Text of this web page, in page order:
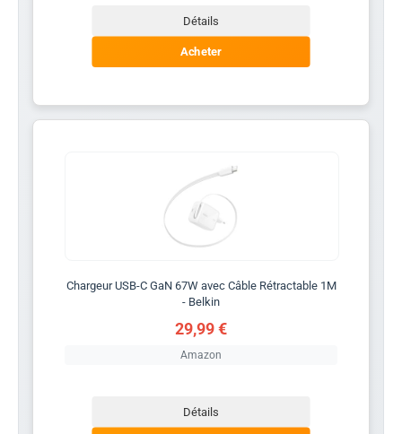
Détails
Acheter
Chargeur USB-C GaN 67W avec Câble Rétractable 1M
- Belkin
29,99 €
Amazon
Détails